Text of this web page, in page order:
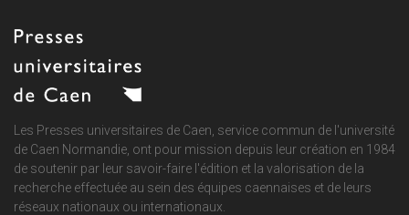
Les Presses universitaires de Caen, service commun de l'université
de Caen Normandie , ont pour mission depuis leur création en 1984
de soutenir par leur savoir-faire l'édition et la valorisation de la
recherche effectuée au sein des équipes caennaises et de leurs
réseaux nationaux ou internationaux.